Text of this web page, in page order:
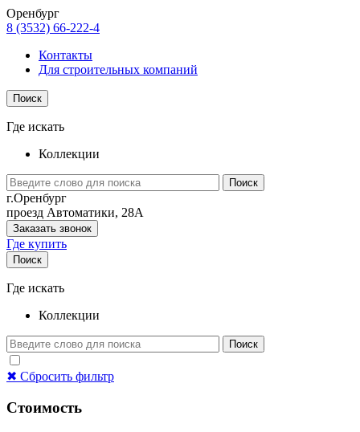
Оренбург
8 (3532) 66-222-4
Контакты
Для строительных компаний
Поиск
Где искать
Коллекции
Поиск
г.Оренбург
проезд Автоматики, 28А
Заказать звонок
Где купить
Поиск
Где искать
Коллекции
Поиск
✖ Сбросить фильтр
Стоимость